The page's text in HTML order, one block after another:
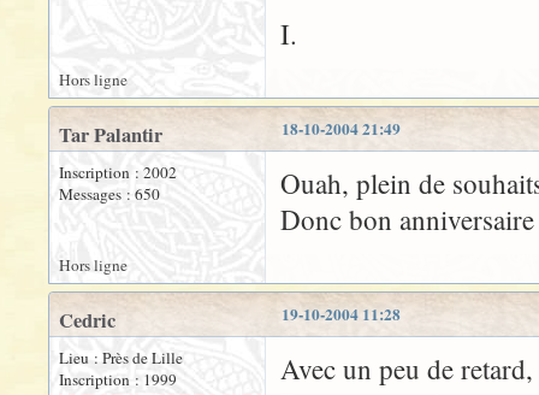
I.
Hors ligne
18-10-2004 21:49
Tar Palantir
Inscription : 2002
Messages : 650
Ouah, plein de
Donc bon
Hors ligne
19-10-2004 11:28
Cedric
Lieu : Près de Lille
Inscription : 1999
Avec un peu de